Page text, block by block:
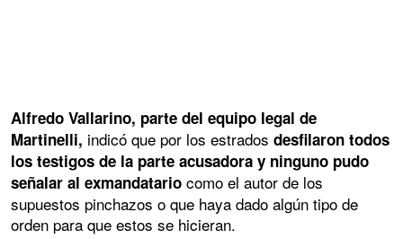
Alfredo Vallarino, parte del equipo legal de
Martinelli, indicó que por los estrados desfilaron todos
los testigos de la parte acusadora y ninguno pudo
señalar al exmandatario como el autor de los
supuestos pinchazos o que haya dado algún tipo de
orden para que estos se hicieran.